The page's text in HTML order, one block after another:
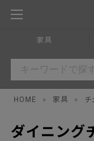
家具
HOME » 家具 » チ
ダイニング